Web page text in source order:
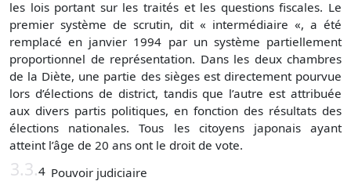
les lois portant sur les traités et les questions fiscales. Le
premier système de scrutin, dit « intermédiaire «, a été
remplacé en janvier 1994 par un système partiellement
proportionnel de représentation. Dans les deux chambres
de la Diète, une partie des sièges est directement pourvue
lors d’élections de district, tandis que l’autre est attribuée
aux divers partis politiques, en fonction des résultats des
élections nationales. Tous les citoyens japonais ayant
atteint l’âge de 20 ans ont le droit de vote.
3.3.4 Pouvoir judiciaire